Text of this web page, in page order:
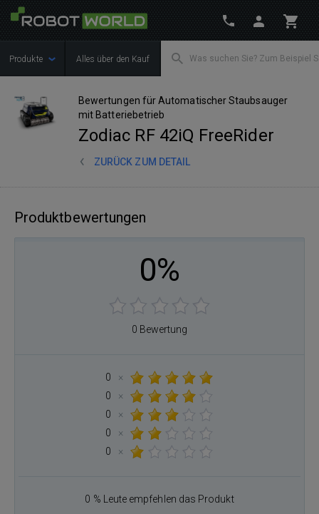
Produkte Alles über den Kauf
Bewertungen für Automatischer Staubsauger
mit Batteriebetrieb
Zodiac RF 42iQ FreeRider
ZURÜCK ZUM DETAIL
Produktbewertungen
0%
0 Bewertung
0
×
0
×
0
×
0
×
0
×
0 % Leute empfehlen das Produkt